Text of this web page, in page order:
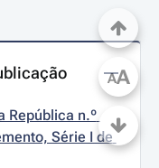
República n.º
Série I de
AA